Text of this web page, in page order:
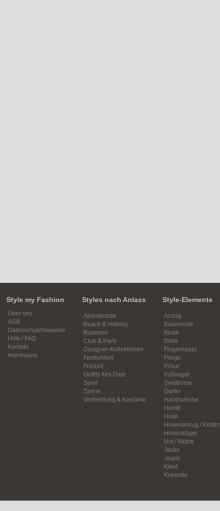
Style my Fashion
Über uns
AGB
Datenschutzhinweise
Hilfe / FAQ
Kontakt
Impressum
Styles nach Anlass
Abendmode
Beach & Holiday
Business
Club & Party
Designer-Kollektionen
Festlichkeit
Freizeit
Outfits fürs Date
Sport
Szene
Verkleidung & Kostüme
Style-Elemente
Anzug
Bademode
Bluse
Brille
Fingernägel
Fliege
Frisur
Fußnägel
Geldbörse
Gürtel
Handschuhe
Hemd
Hose
Hosenanzug /
Hosenträger
Hut / Mütze
Jacke
Jeans
Kleid
Krawatte